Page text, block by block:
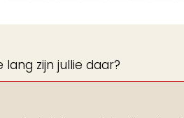
de
lijstzijn jullie daar?